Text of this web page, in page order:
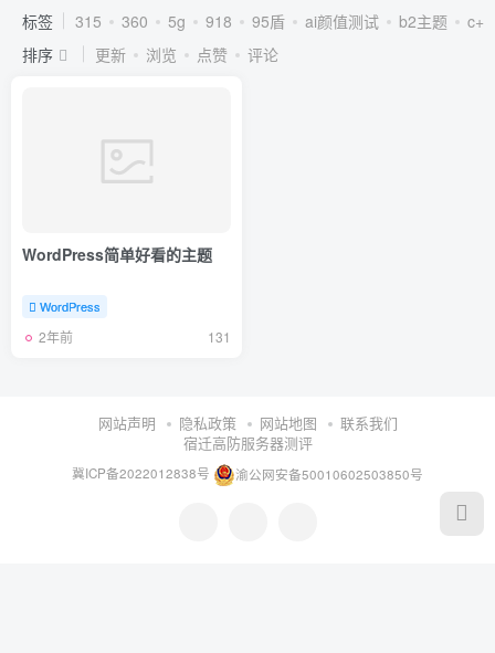
标签
315 360 5g 918 95盾 ai颜值测试 b2主题
c++
排序
更新 浏览 点赞 评论
WordPress简单好看的主题
WordPress
2年前 131
网站声明 隐私政策 网站地图
联系我们
宿迁高防服务器测评
冀ICP备2022012838号 渝公网安备50010602503850号